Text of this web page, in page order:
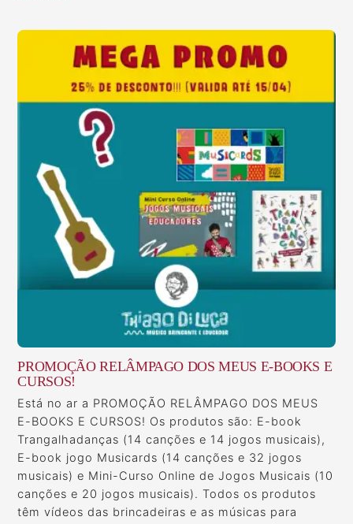
PROMOÇÃO RELÂMPAGO DOS MEUS E-BOOKS E
CURSOS!
Está no ar a PROMOÇÃO RELÂMPAGO DOS MEUS
E-BOOKS E CURSOS! Os produtos são: E-book
Trangalhadanças (14 canções e 14 jogos musicais),
E-book jogo Musicards (14 canções e 32 jogos
musicais) e Mini-Curso Online de Jogos Musicais (10
canções e 20 jogos musicais). Todos os produtos
têm vídeos das brincadeiras e as músicas para